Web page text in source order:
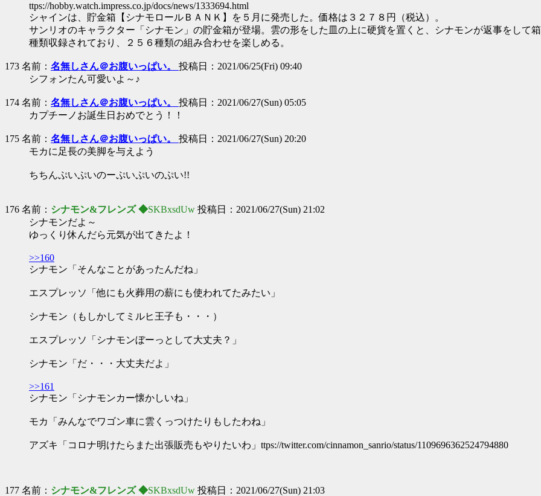
ttps://hobby.watch.impress.co.jp/docs/news/1333694.html
シャインは、貯金箱【シナモロールＢＡＮＫ】を５月に発売した。価格は３２７８円（税込）。
サンリオのキャラクター「シナモン」の貯金箱が登場。雲の形をした皿の上に硬貨を置くと、シナモンが返事をして
種類収録されており、２５６種類の組み合わせを楽しめる。
173 名前： 名無しさん＠お腹いっぱい。 投稿日：2021/06/25(Fri) 09:40
シフォンたん可愛いよ～♪
174 名前： 名無しさん＠お腹いっぱい。 投稿日：2021/06/27(Sun) 05:05
カプチーノお誕生日おめでとう！！
175 名前： 名無しさん＠お腹いっぱい。 投稿日：2021/06/27(Sun) 20:20
モカに足長の美脚を与えよう
ちちんぷいぷいのーぷいぷいのぷい!!
176 名前： シナモン&フレンズ ◆SKBxsdUw 投稿日：2021/06/27(Sun) 21:02
シナモンだよ～
ゆっくり休んだら元気が出てきたよ！
>>160
シナモン「そんなことがあったんだね」
エスプレッソ「他にも火葬用の薪にも使われてたみたい」
シナモン（もしかしてミルヒ王子も・・・）
エスプレッソ「シナモンぼーっとして大丈夫？」
シナモン「だ・・・大丈夫だよ」
>>161
シナモン「シナモンカー懐かしいね」
モカ「みんなでワゴン車に雲くっつけたりもしたわね」
アズキ「コロナ明けたらまた出張販売もやりたいわ」ttps://twitter.com/cinnamon_sanrio/status/1109696362524794880
177 名前： シナモン&フレンズ ◆SKBxsdUw 投稿日：2021/06/27(Sun) 21:03